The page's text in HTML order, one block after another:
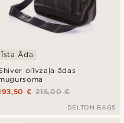
olīvzaļa ādas
Īsta Āda
215,00 €
€
DELTON BAGS